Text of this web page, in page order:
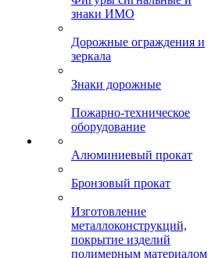
знаки ИМО
Дорожные ограждения и
зеркала
Знаки дорожные
Пожарно-техническое
оборудование
Алюминиевый прокат
Бронзовый прокат
Изготовление
металлоконструкций,
покрытие изделий
полимерным материалом